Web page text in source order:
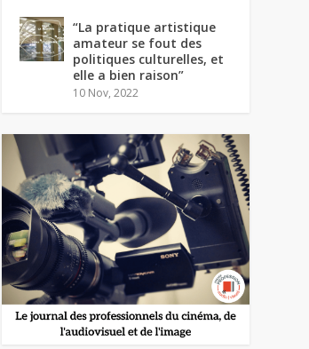
“La pratique artistique
amateur se fout des
politiques culturelles, et
elle a bien raison”
10 Nov, 2022